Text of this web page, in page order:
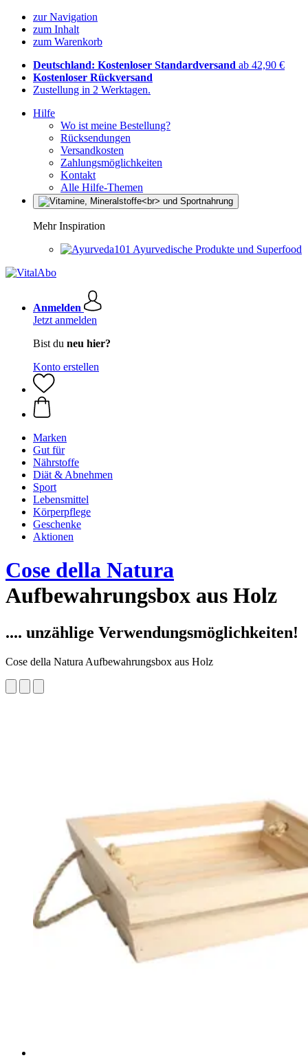
zur Navigation
zum Inhalt
zum Warenkorb
Deutschland: Kostenloser Standardversand ab 42,90 €
Kostenloser Rückversand
Zustellung in 2 Werktagen.
Hilfe
Wo ist meine Bestellung?
Rücksendungen
Versandkosten
Zahlungsmöglichkeiten
Kontakt
Alle Hilfe-Themen
Mehr Inspiration
Ayurvedische Produkte und Superfood
Anmelden
Jetzt anmelden
Bist du neu hier?
Konto erstellen
Marken
Gut für
Nährstoffe
Diät & Abnehmen
Sport
Lebensmittel
Körperpflege
Geschenke
Aktionen
Cose della Natura
Aufbewahrungsbox aus Holz
.... unzählige Verwendungsmöglichkeiten!
Cose della Natura Aufbewahrungsbox aus Holz